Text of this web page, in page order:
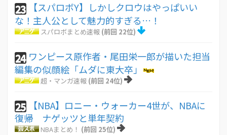
23
【スパロボY】しかしクロウはやっぱいい
な！主人公として魅力的すぎる…！
スパロボまとめ速報 (前回 22位)
24 ワンピース原作者・尾田栄一郎が描いた担当
編集の似顔絵「ムダに東大卒」
超・マンガ速報 (前回 24位)
25
【NBA】ロニー・ウォーカー4世が、NBAに
復帰 ナゲッツと単年契約
NBAまとめ！ (前回 25位)